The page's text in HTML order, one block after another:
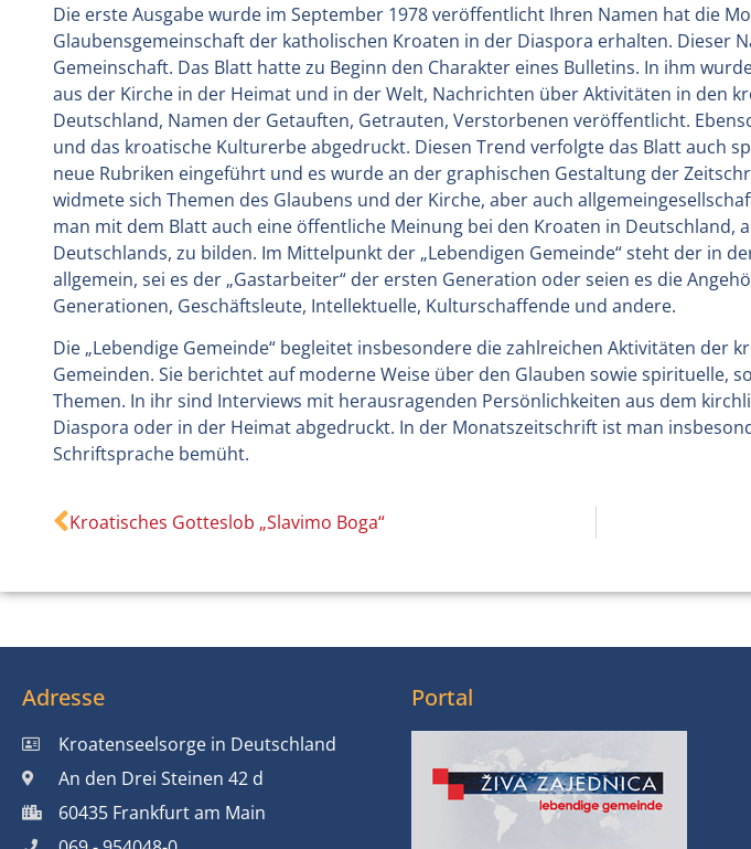
Die erste Ausgabe wurde im September 1978 veröffentlicht Ihren Namen hat die
Glaubensgemeinschaft der katholischen Kroaten in der Diaspora erhalten. Dieser
Gemeinschaft. Das Blatt hatte zu Beginn den Charakter eines Bulletins. In ihm
aus der Kirche in der Heimat und in der Welt, Nachrichten über Aktivitäten in den
Deutschland, Namen der Getauften, Getrauten, Verstorbenen veröffentlicht.
und das kroatische Kulturerbe abgedruckt. Diesen Trend verfolgte das Blatt auch
neue Rubriken eingeführt und es wurde an der graphischen Gestaltung der
widmete sich Themen des Glaubens und der Kirche, aber auch
man mit dem Blatt auch eine öffentliche Meinung bei den Kroaten in Deutschland,
Deutschlands, zu bilden. Im Mittelpunkt der „Lebendigen Gemeinde“ steht der in
allgemein, sei es der „Gastarbeiter“ der ersten Generation oder seien es die
Generationen, Geschäftsleute, Intellektuelle, Kulturschaffende und andere.
Die „Lebendige Gemeinde“ begleitet insbesondere die zahlreichen Aktivitäten der
Gemeinden. Sie berichtet auf moderne Weise über den Glauben sowie spirituelle,
Themen. In ihr sind Interviews mit herausragenden Persönlichkeiten aus dem
Diaspora oder in der Heimat abgedruckt. In der Monatszeitschrift ist man
Schriftsprache bemüht.
Kroatisches Gotteslob „Slavimo Boga“
Adresse
Kroatenseelsorge in Deutschland
An den Drei Steinen 42 d
60435 Frankfurt am Main
Portal